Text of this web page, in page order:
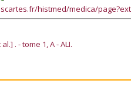
histmed/medica/
. - tome 1, A - ALI.